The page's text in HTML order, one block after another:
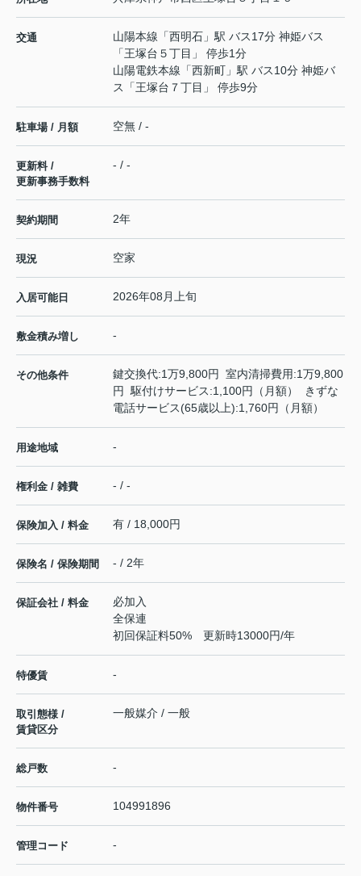
交通 山陽本線 「西明石 」駅 バス17分 神姫バス
「王塚台５丁目」 停歩1分
山陽電鉄本線 「西新町 」駅 バス10分 神姫バ
ス「王塚台７丁目」 停歩9分
駐車場 / 月額 空無 / -
更新料 /
更新事務手数料
- / -
契約期間 2年
現況 空家
入居可能日 2026年08月上旬
敷金積み増し -
その他条件
鍵交換代:1万9,800円 室内清掃費用:1万9,800
円 駆付けサービス:1,100円（月額） きずな
電話サービス(65歳以上):1,760円（月額）
用途地域 -
権利金 / 雑費 - / -
保険加入 / 料金 有 / 18,000円
保険名 / 保険期間 - / 2年
保証会社 / 料金
必加入
全保連
初回保証料50% 更新時13000円/年
特優賃 -
取引態様 /
賃貸区分
一般媒介 / 一般
総戸数 -
物件番号 104991896
管理コード -